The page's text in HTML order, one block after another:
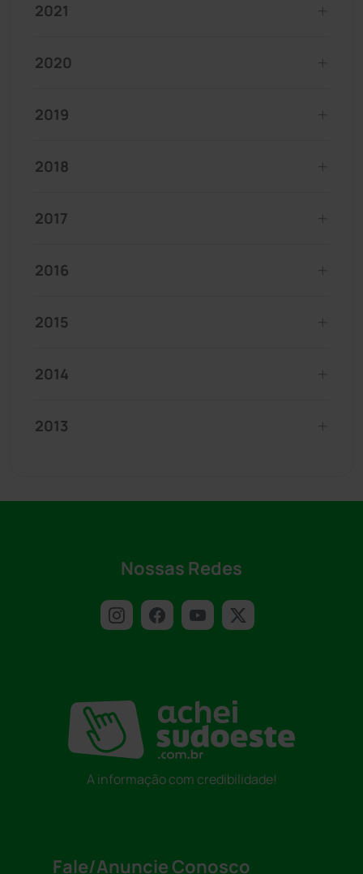
2021
2020
2019
2018
2017
2016
2015
2014
2013
Nossas Redes
A informação com credibilidade!
Fale/Anuncie Conosco